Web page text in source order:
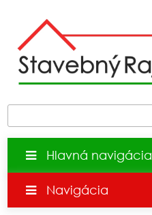
Hlavná navigácia
Navigácia